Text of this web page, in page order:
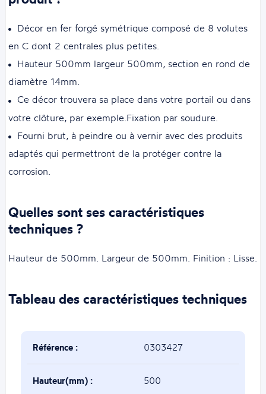
Décor en fer forgé symétrique composé de 8 volutes
en C dont 2 centrales plus petites.
Hauteur 500mm largeur 500mm, section en rond de
diamètre 14mm.
Ce décor trouvera sa place dans votre portail ou dans
votre clôture, par exemple.Fixation par soudure.
Fourni brut, à peindre ou à vernir avec des produits
adaptés qui permettront de la protéger contre la
corrosion.
Quelles sont ses caractéristiques
techniques ?
Hauteur de 500mm. Largeur de 500mm. Finition : Lisse.
Tableau des caractéristiques techniques
Référence : 0303427
Hauteur(mm) : 500